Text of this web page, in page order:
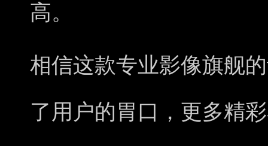
高。
相信这款专业影像旗舰
了用户的胃口，更多精